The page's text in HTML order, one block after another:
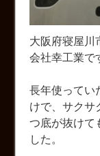
大阪府寝屋川
会社幸工業で
長年使ってい
けで、サクサ
つ底が抜けて
した。